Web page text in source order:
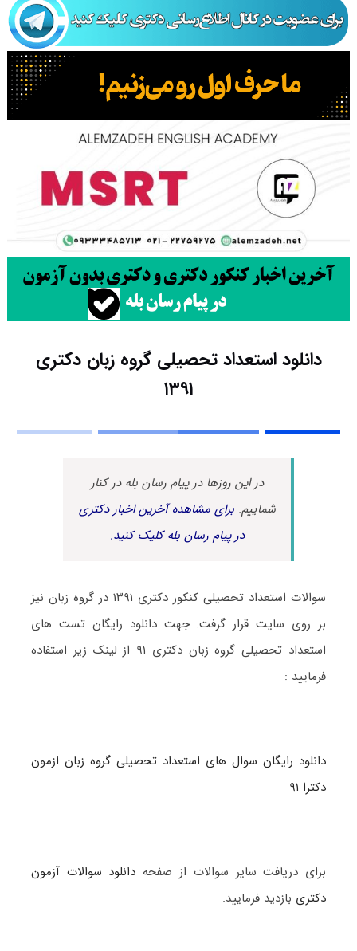
دانلود استعداد تحصیلی گروه زبان دکتری
۱۳۹۱
در این روزها در پیام رسان بله در کنار
شماییم.برای مشاهده آخرین اخبار دکتری
در پیام رسان بله کلیک کنید.
سوالات استعداد تحصیلی کنکور دکتری ۱۳۹۱ در گروه زبان نیز
بر روی سایت قرار گرفت. جهت دانلود رایگان تست های
استعداد تحصیلی گروه زبان دکتری ۹۱ از لینک زیر استفاده
فرمایید :
دانلود رایگان سوال های استعداد تحصیلی گروه زبان ازمون
دکترا ۹۱
برای دریافت سایر سوالات از صفحه دانلود سوالات آزمون
دکتری بازدید فرمایید.